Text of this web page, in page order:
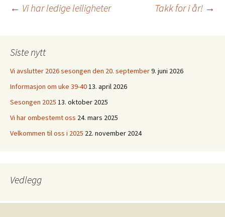
Innleggsnavigasjon
← Vi har ledige leiligheter Takk for i år! →
Siste nytt
Vi avslutter 2026 sesongen den 20. september9. juni 2026
Informasjon om uke 39-4013. april 2026
Sesongen 2025 13. oktober 2025
Vi har ombestemt oss 24. mars 2025
Velkommen til oss i 2025 22. november 2024
Vedlegg